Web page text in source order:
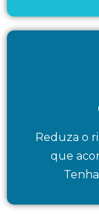
Reduza o
que